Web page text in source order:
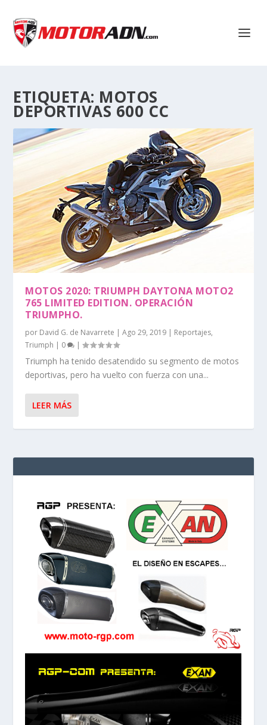
ETIQUETA: MOTOS
DEPORTIVAS 600 CC
MOTOS 2020: TRIUMPH DAYTONA MOTO2
765 LIMITED EDITION. OPERACIÓN
TRIUMPHO.
por David G. de Navarrete |Ago 29, 2019 | Reportajes,
Triumph | 0 |
Triumph ha tenido desatendido su segmento de motos
deportivas, pero ha vuelto con fuerza con una...
LEER MÁS